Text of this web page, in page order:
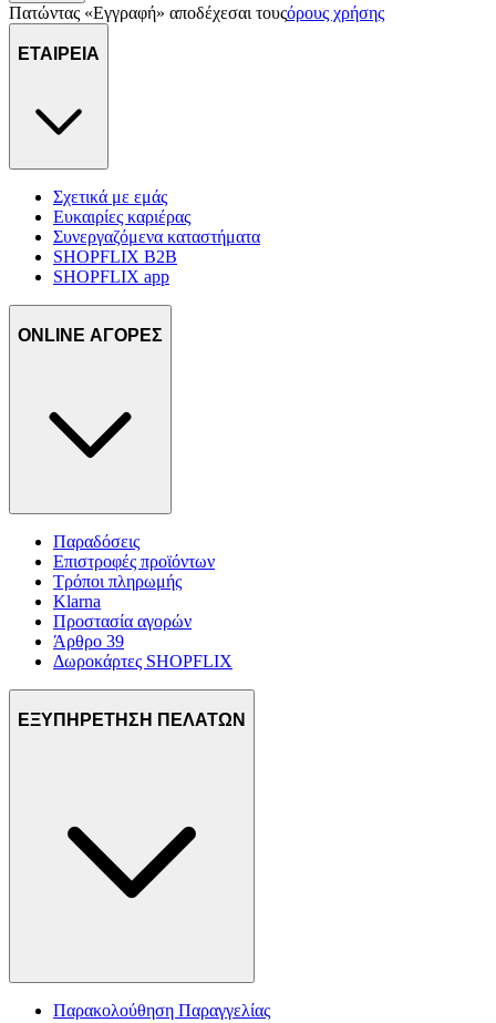
Πατώντας «Εγγραφή» αποδέχεσαι τουςόρους χρήσης
ΕΤΑΙΡΕΙΑ
Σχετικά με εμάς
Ευκαιρίες καριέρας
Συνεργαζόμενα καταστήματα
SHOPFLIX B2B
SHOPFLIX app
ONLINE ΑΓΟΡΕΣ
Παραδόσεις
Επιστροφές προϊόντων
Τρόποι πληρωμής
Klarna
Προστασία αγορών
Άρθρο 39
Δωροκάρτες SHOPFLIX
ΕΞΥΠΗΡΕΤΗΣΗ ΠΕΛΑΤΩΝ
Παρακολούθηση Παραγγελίας